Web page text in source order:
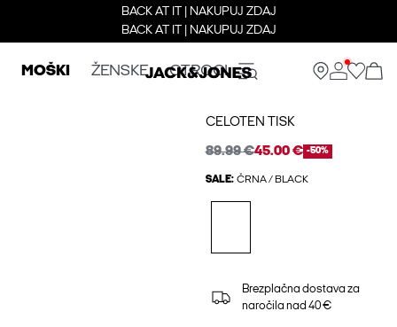
BACK AT IT | NAKUPUJ ZDAJ
BACK AT IT | NAKUPUJ ZDAJ
MOŠKI ŽENSKE OTROCI
CELOTEN TISK
89.99 €45.00 € -50%
SALE: ČRNA / BLACK
Brezplačna dostava za
naročila nad 40 €